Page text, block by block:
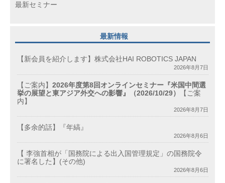
最新セミナー
最新情報
【新会員を紹介します】株式会社HAI ROBOTICS JAPAN
2026年8月7日
【ご案内】 2026年度第8回オンラインセミナー『米国中間選
挙の展望と東アジア外交への影響』（2026/10/29）
【ご案
内】
2026年8月7日
【多余的話】『年縞』
2026年8月6日
【 李強首相が「国務院による出入国管理規定」の国務院令
に署名した】(その他)
2026年8月6日